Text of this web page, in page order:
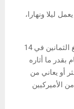
ليلا ونهارا،
الوضع الصحي للرئيس الأميركي، الذي سيبلغ الثمانين في 14
بقدر ما أثاره
أو يعاني من
الأميركيين